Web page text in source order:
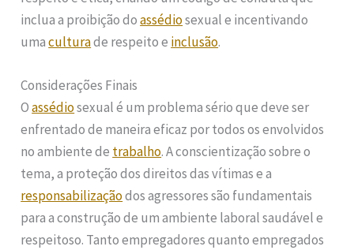
inclua a proibição doassédiosexual e incentivando
umaculturade respeito e inclusão.
Considerações Finais
Oassédiosexual é um problema sério que deve ser
enfrentado de maneira eficaz por todos os envolvidos
no ambiente de trabalho. A conscientização sobre o
tema, a proteção dos direitos das vítimas e a
responsabilizaçãodos agressores são fundamentais
para a construção de um ambiente laboral saudável e
respeitoso. Tanto empregadores quanto empregados